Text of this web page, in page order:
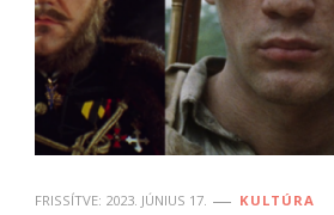
FRISSÍTVE: 2023. JÚNIUS 17. KULTÚRA